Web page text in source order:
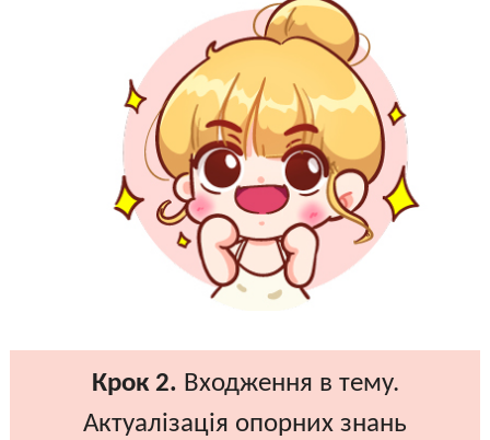
Крок 2. Входження в тему.
Актуалізація опорних знань